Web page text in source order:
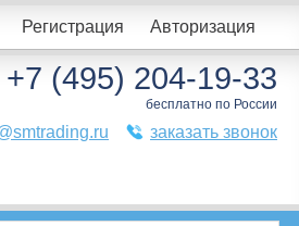
Регистрация Авторизация
+7 (495) 204-19-33
бесплатно по России
заказать звонок